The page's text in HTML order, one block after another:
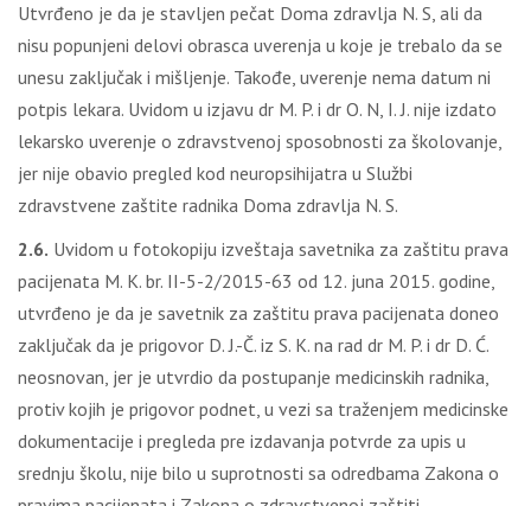
Utvrđeno je da je stavljen pečat Doma zdravlja N. S, ali da
nisu popunjeni delovi obrasca uverenja u koje je trebalo da se
unesu zaključak i mišljenje. Takođe, uverenje nema datum ni
potpis lekara. Uvidom u izjavu dr M. P. i dr O. N, I. J. nije izdato
lekarsko uverenje o zdravstvenoj sposobnosti za školovanje,
jer nije obavio pregled kod neuropsihijatra u Službi
zdravstvene zaštite radnika Doma zdravlja N. S.
2.6. Uvidom u fotokopiju izveštaja savetnika za zaštitu prava
pacijenata M. K. br. II-5-2/2015-63 od 12. juna 2015. godine,
utvrđeno je da je savetnik za zaštitu prava pacijenata doneo
zaključak da je prigovor D. J.-Č. iz S. K. na rad dr M. P. i dr D. Ć.
neosnovan, jer je utvrdio da postupanje medicinskih radnika,
protiv kojih je prigovor podnet, u vezi sa traženjem medicinske
dokumentacije i pregleda pre izdavanja potvrde za upis u
srednju školu, nije bilo u suprotnosti sa odredbama Zakona o